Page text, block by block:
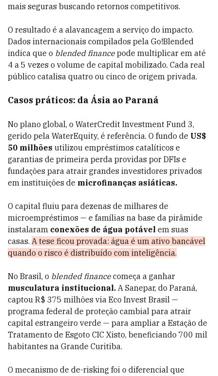
mais seguras buscando retornos competitivos.
O resultado é a alavancagem a serviço do impacto.
Dados internacionais compilados pela Go!Blended
indica que o blended financepode multiplicar em até
4 a 5 vezes o volume de capital mobilizado. Cada real
público catalisa quatro ou cinco de origem privada.
Casos práticos: da Ásia ao Paraná
No plano global, o WaterCredit Investment Fund 3,
gerido pela WaterEquity, é referência. O fundo de US$
50 milhões utilizou empréstimos catalíticos e
garantias de primeira perda providas por DFIs e
fundações para atrair grandes investidores privados
em instituições de microfinanças asiáticas.
O capital fluiu para dezenas de milhares de
microempréstimos — e famílias na base da pirâmide
instalaram conexões de água potável em suas
casas. A tese ficou provada: água é um ativo bancável
quando o risco é distribuído com inteligência.
No Brasil, o blended financecomeça a ganhar
musculatura institucional. A Sanepar, do Paraná,
captou R$ 375 milhões via Eco Invest Brasil —
programa federal de proteção cambial para atrair
capital estrangeiro verde — para ampliar a Estação de
Tratamento de Esgoto CIC Xisto, beneficiando 700 mil
habitantes na Grande Curitiba.
O mecanismo de de-risking foi o diferencial que